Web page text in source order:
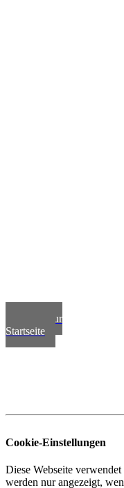
zurück zur
Startseite
Cookie-Einstellungen
Diese Webseite
werden nur angezeigt,